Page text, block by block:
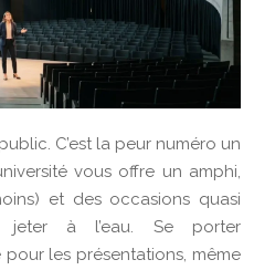
C’est la peur numéro un
vous offre un amphi,
et des occasions quasi
jeter à l’eau. Se porter
les présentations, même